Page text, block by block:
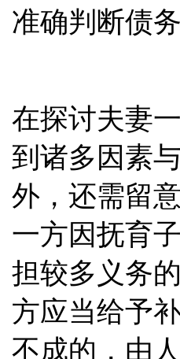
准确判断债
在探讨夫妻
到诸多因素
外，还需留
一方因抚育
担较多义务
方应当给予
不成的，由